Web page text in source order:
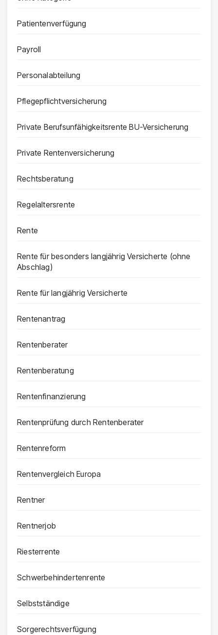
Patientenverfügung
Payroll
Personalabteilung
Pflegepflichtversicherung
Private Berufsunfähigkeitsrente BU-Versicherung
Private Rentenversicherung
Rechtsberatung
Regelaltersrente
Rente
Rente für besonders langjährig Versicherte (ohne
Abschlag)
Rente für langjährig Versicherte
Rentenantrag
Rentenberater
Rentenberatung
Rentenfinanzierung
Rentenprüfung durch Rentenberater
Rentenreform
Rentenvergleich Europa
Rentner
Rentnerjob
Riesterrente
Schwerbehindertenrente
Selbstständige
Sorgerechtsverfügung